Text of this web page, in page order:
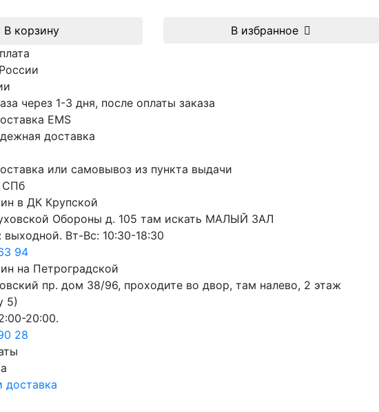
В корзину
В избранное
через 1-3 дня, после оплаты заказа
EMS
доставка
или самовывоз из пункта выдачи
СПб
в ДК Крупской
Обороны д. 105 там искать МАЛЫЙ ЗАЛ
выходной. Вт-Вс: 10:30-18:30
94
на Петроградской
пр. дом 38/96, проходите во двор, там налево, 2 этаж
5)
20:00.
28
доставка